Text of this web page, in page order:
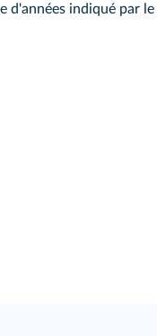
indiqué par le